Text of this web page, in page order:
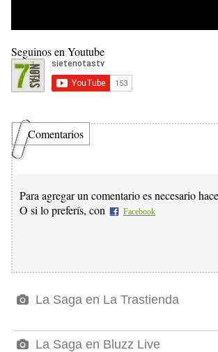
Seguinos en Youtube
Comentarios
Para agregar un comentario es necesario
O si lo preferís, con Facebook
La Saga en La Trastienda
La Saga en Bluzz Live